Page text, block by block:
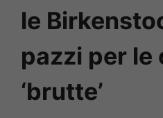
le
pazzi per le
‘brutte’